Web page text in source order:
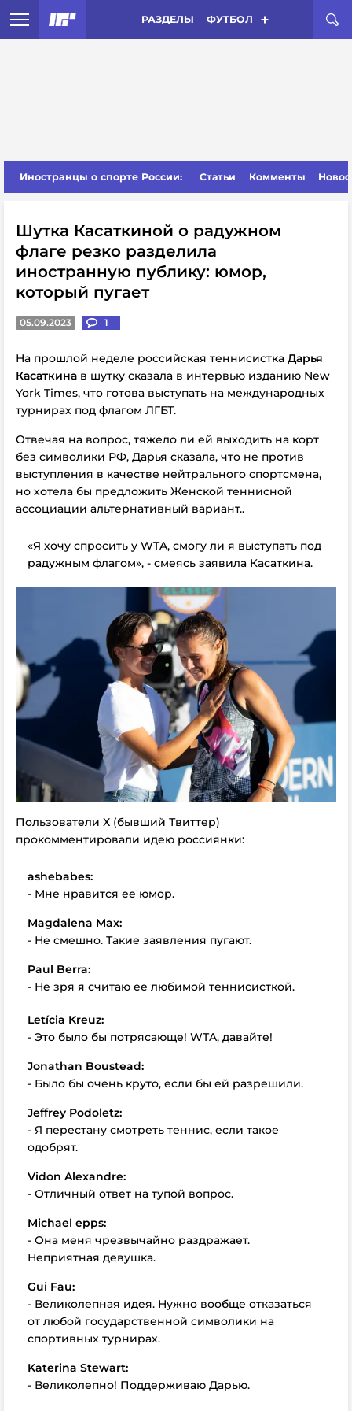
РАЗДЕЛЫ ФУТБОЛ
Иностранцы о спорте России: Статьи Комменты
Шутка Касаткиной о радужном
флаге резко разделила
иностранную публику: юмор,
который пугает
05.09.2023 1
На прошлой неделе российская теннисистка Дарья
Касаткина в шутку сказала в интервью изданию New
York Times, что готова выступать на международных
турнирах под флагом ЛГБТ.
Отвечая на вопрос, тяжело ли ей выходить на корт
без символики РФ, Дарья сказала, что не против
выступления в качестве нейтрального спортсмена,
но хотела бы предложить Женской теннисной
ассоциации альтернативный вариант..
«Я хочу спросить у WTA, смогу ли я выступать под
радужным флагом», - смеясь заявила Касаткина.
Пользователи X (бывший Твиттер)
прокомментировали идею россиянки:
ashebabes:
- Мне нравится ее юмор.
Magdalena Max:
- Не смешно. Такие заявления пугают.
Paul Berra:
- Не зря я считаю ее любимой теннисисткой.
Letícia Kreuz:
- Это было бы потрясающе! WTA, давайте!
Jonathan Boustead:
- Было бы очень круто, если бы ей разрешили.
Jeffrey Podoletz:
- Я перестану смотреть теннис, если такое
одобрят.
Vidon Alexandre:
- Отличный ответ на тупой вопрос.
Michael epps:
- Она меня чрезвычайно раздражает.
Неприятная девушка.
Gui Fau:
- Великолепная идея. Нужно вообще отказаться
от любой государственной символики на
спортивных турнирах.
Katerina Stewart:
- Великолепно! Поддерживаю Дарью.